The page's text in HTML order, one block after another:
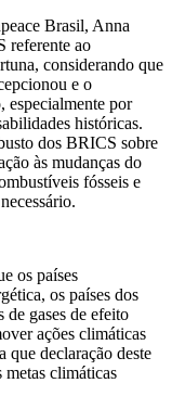
Brasil, Anna
referente ao
considerando que
e o
especialmente por
históricas.
dos BRICS sobre
às mudanças do
fósseis e
os países
os países dos
de gases de efeito
ações climáticas
que declaração deste
climáticas